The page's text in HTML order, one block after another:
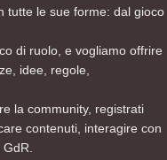
tutte le sue forme: dal gioco
di ruolo, e vogliamo offrire
idee, regole,
la community, registrati
contenuti, interagire con